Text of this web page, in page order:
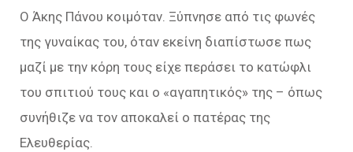
Ο Άκης Πάνου κοιμόταν. Ξύπνησε από τις φωνές
της γυναίκας του, όταν εκείνη διαπίστωσε πως
μαζί με την κόρη τους είχε περάσει το κατώφλι
του σπιτιού τους και ο «αγαπητικός» της – όπως
συνήθιζε να τον αποκαλεί ο πατέρας της
Ελευθερίας.